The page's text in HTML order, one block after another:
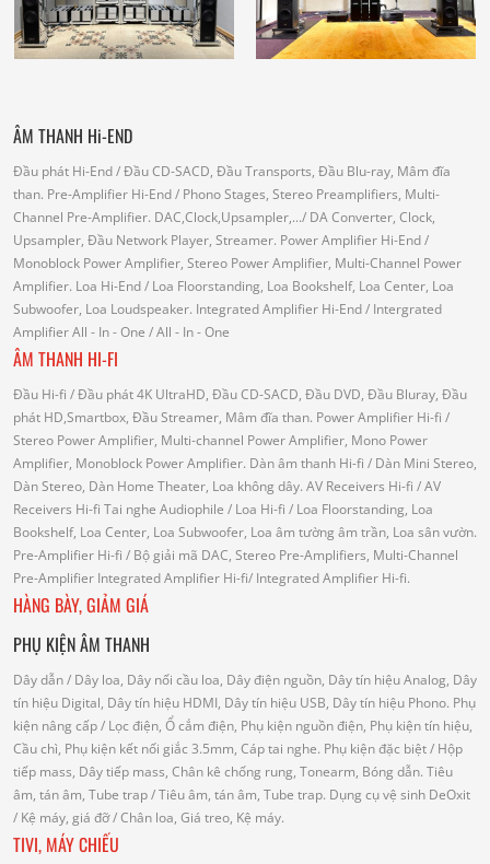
ÂM THANH Hi-END
Đầu phát Hi-End/ Đầu CD-SACD, Đầu Transports, Đầu Blu-ray, Mâm đĩa
than. Pre-Amplifier Hi-End/ Phono Stages, Stereo Preamplifiers, Multi-
Channel Pre-Amplifier. DAC,Clock,Upsampler,.../ DA Converter, Clock,
Upsampler, Đầu Network Player, Streamer. Power Amplifier Hi-End/
Monoblock Power Amplifier, Stereo Power Amplifier, Multi-Channel Power
Amplifier. Loa Hi-End/ Loa Floorstanding, Loa Bookshelf, Loa Center, Loa
Subwoofer, Loa Loudspeaker. Integrated Amplifier Hi-End/ Intergrated
AmplifierAll - In - One / All - In - One
ÂM THANH HI-FI
Đầu Hi-fi / Đầu phát 4K UltraHD, Đầu CD-SACD, Đầu DVD, Đầu Bluray, Đầu
phát HD,Smartbox, Đầu Streamer, Mâm đĩa than. Power Amplifier Hi-fi /
Stereo Power Amplifier, Multi-channel Power Amplifier, Mono Power
Amplifier, Monoblock Power Amplifier. Dàn âm thanh Hi-fi / Dàn Mini Stereo,
Dàn Stereo, Dàn Home Theater, Loa không dây. AV Receivers Hi-fi / AV
Receivers Hi-fi Tai nghe Audiophile / Loa Hi-fi / Loa Floorstanding, Loa
Bookshelf, Loa Center, Loa Subwoofer, Loa âm tường âm trần, Loa sân vườn.
Pre-Amplifier Hi-fi / Bộ giải mã DAC, Stereo Pre-Amplifiers, Multi-Channel
Pre-Amplifier Integrated Amplifier Hi-fi/ Integrated Amplifier Hi-fi.
HÀNG BÀY, GIẢM GIÁ
PHỤ KIỆN ÂM THANH
Dây dẫn/ Dây loa, Dây nối cầu loa, Dây điện nguồn, Dây tín hiệu Analog, Dây
tín hiệu Digital, Dây tín hiệu HDMI, Dây tín hiệu USB, Dây tín hiệu Phono. Phụ
kiện nâng cấp/ Lọc điện, Ổ cắm điện, Phụ kiện nguồn điện, Phụ kiện tín hiệu,
Cầu chì, Phụ kiện kết nối giắc 3.5mm, Cáp tai nghe. Phụ kiện đặc biệt/ Hộp
tiếp mass, Dây tiếp mass, Chân kê chống rung, Tonearm, Bóng dẫn. Tiêu
âm, tán âm, Tube trap/ Tiêu âm, tán âm, Tube trap. Dụng cụ vệ sinh DeOxit
/ Kệ máy, giá đỡ/ Chân loa, Giá treo, Kệ máy.
TIVI, MÁY CHIẾU